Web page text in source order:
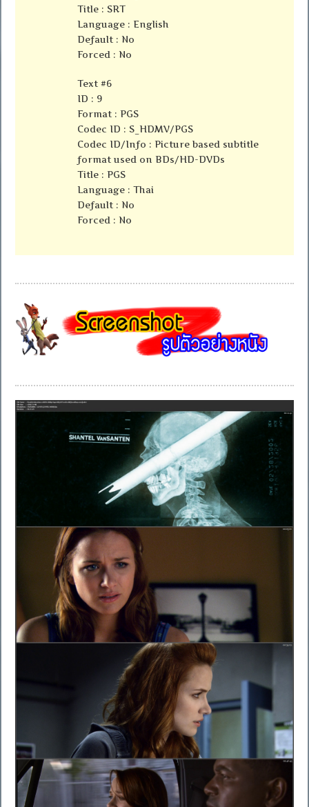
Title : SRT
Language : English
Default : No
Forced : No
Text #6
ID : 9
Format : PGS
Codec ID : S_HDMV/PGS
Codec ID/Info : Picture based subtitle
format used on BDs/HD-DVDs
Title : PGS
Language : Thai
Default : No
Forced : No